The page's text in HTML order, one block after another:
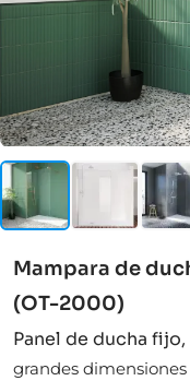
Mampara de
(OT-2000)
Panel de ducha fijo,
grandes